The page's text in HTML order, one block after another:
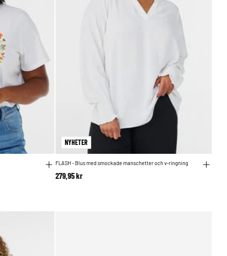
NYHETER
FLASH - Blus med smockade manschetter och v-ringning
279,95 kr